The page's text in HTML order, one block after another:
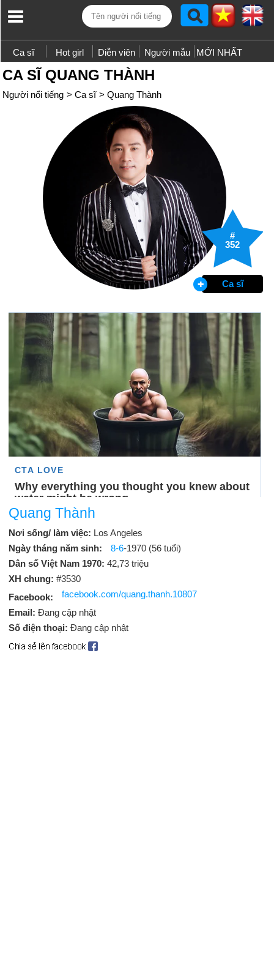
Ca sĩ Hot girl Diễn viên Người mẫu MỚI NHẤT
CA SĨ QUANG THÀNH
Người nổi tiếng > Ca sĩ > Quang Thành
#
352
Ca sĩ
Quang Thành
Nơi sống/ làm việc: Los Angeles
Ngày tháng năm sinh:
8-6-1970 (56 tuổi)
Dân số Việt Nam 1970: 42,73 triệu
XH chung: #3530
Facebook:
facebook.com/quang.thanh.10807
Email: Đang cập nhật
Số điện thoại: Đang cập nhật